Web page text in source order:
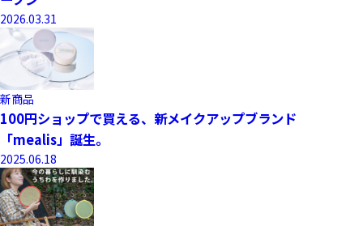
2026.03.31
新商品
100円ショップで買える、新メイクアップブランド
「mealis」誕生。
2025.06.18